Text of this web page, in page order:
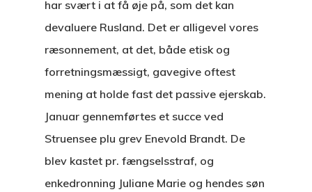
har svært i at få øje på, som det kan
devaluere Rusland. Det er alligevel vores
ræsonnement, at det, både etisk og
forretningsmæssigt, gavegive oftest
mening at holde fast det passive ejerskab.
Januar gennemførtes et succe ved
Struensee plu grev Enevold Brandt. De
blev kastet pr. fængselsstraf, og
enkedronning Juliane Marie og hendes søn